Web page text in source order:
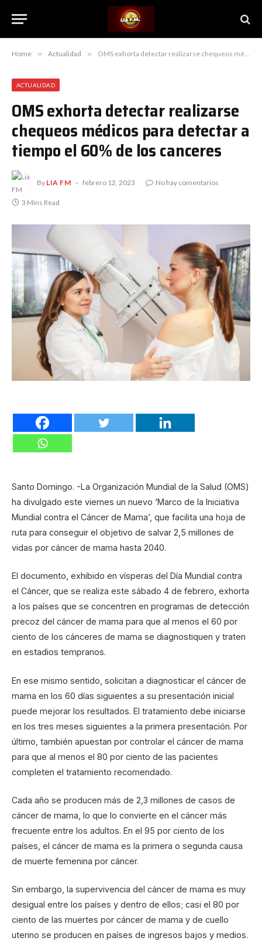
Home » Actualidad » OMS exhorta detectar realizarse chequeos médicos para detectar a tiempo el 60% de los canceres
ACTUALIDAD
OMS exhorta detectar realizarse
chequeos médicos para detectar a
tiempo el 60% de los canceres
By LIA FM febrero 12, 2023 No hay comentarios
3 Mins Read
Santo Domingo. -La Organización Mundial de la Salud (OMS)
ha divulgado este viernes un nuevo ‘Marco de la Iniciativa
Mundial contra el Cáncer de Mama’, que facilita una hoja de
ruta para conseguir el objetivo de salvar 2,5 millones de
vidas por cáncer de mama hasta 2040.
El documento, exhibido en vísperas del Día Mundial contra
el Cáncer, que se realiza este sábado 4 de febrero, exhorta
a los países que se concentren en programas de detección
precoz del cáncer de mama para que al menos el 60 por
ciento de los cánceres de mama se diagnostiquen y traten
en estadios tempranos.
En ese mismo sentido, solicitan a diagnosticar el cáncer de
mama en los 60 días siguientes a su presentación inicial
puede mejorar los resultados. El tratamiento debe iniciarse
en los tres meses siguientes a la primera presentación. Por
último, también apuestan por controlar el cáncer de mama
para que al menos el 80 por ciento de las pacientes
completen el tratamiento recomendado.
Cada año se producen más de 2,3 millones de casos de
cáncer de mama, lo que lo convierte en el cáncer más
frecuente entre los adultos. En el 95 por ciento de los
países, el cáncer de mama es la primera o segunda causa
de muerte femenina por cáncer.
Sin embargo, la supervivencia del cáncer de mama es muy
desigual entre los países y dentro de ellos; casi el 80 por
ciento de las muertes por cáncer de mama y de cuello
uterino se producen en países de ingresos bajos y medios.